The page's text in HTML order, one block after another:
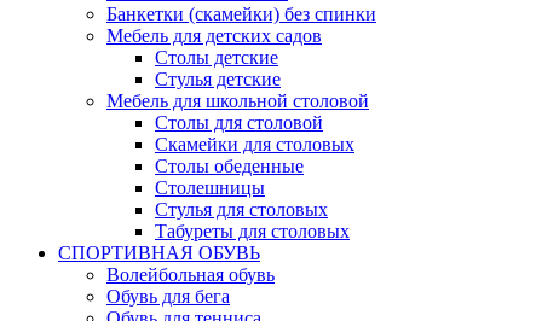
Банкетки (скамейки) без спинки
Мебель для детских садов
Столы детские
Стулья детские
Мебель для школьной столовой
Столы для столовой
Скамейки для столовых
Столы обеденные
Столешницы
Стулья для столовых
Табуреты для столовых
СПОРТИВНАЯ ОБУВЬ
Волейбольная обувь
Обувь для бега